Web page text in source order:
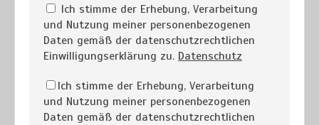
Ich stimme der Erhebung, Verarbeitung
und Nutzung meiner personenbezogenen
Daten gemäß der datenschutzrechtlichen
Einwilligungserklärung zu. Datenschutz
Ich stimme der Erhebung, Verarbeitung
und Nutzung meiner personenbezogenen
Daten gemäß der datenschutzrechtlichen